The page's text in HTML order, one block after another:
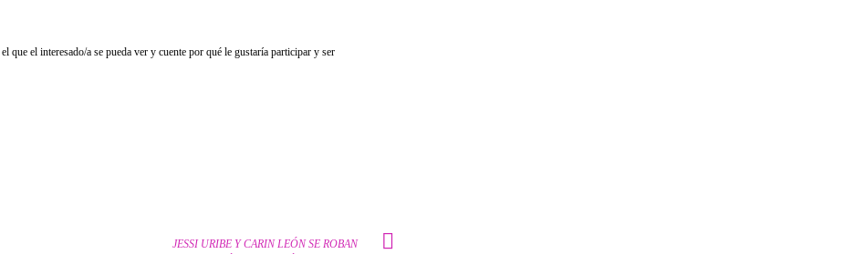
que el interesado/a se pueda ver y cuente por qué le gustaría participar y ser
JESSI URIBE Y CARIN LEÓN SE ROBAN